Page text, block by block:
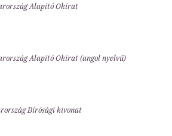
Alapító Okirat
Alapító Okirat (angol nyelvű)
Bírósági kivonat